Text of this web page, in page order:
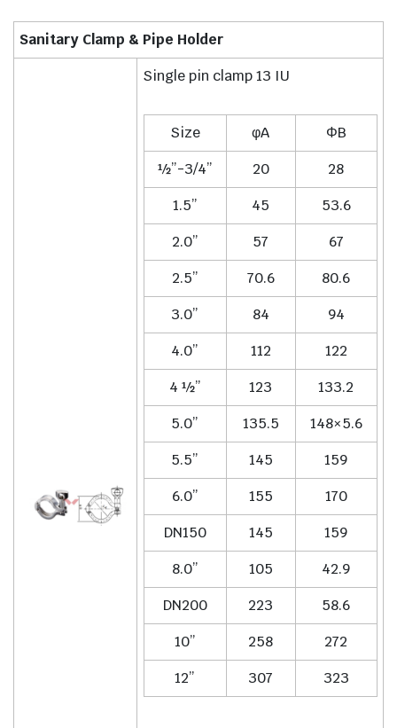
Sanitary Clamp & Pipe Holder
Single pin clamp 13 IU
Size φA
ΦB
½”-3/4”
20
28
1.5”
45
53.6
2.0”
57
67
2.5”
70.6
80.6
3.0”
84
94
4.0”
112
122
4 ½”
123
133.2
5.0”
135.5
148×5.6
5.5”
145
159
6.0”
155
170
DN150
145
159
8.0”
105
42.9
DN200
223
58.6
10”
258
272
12”
307 323